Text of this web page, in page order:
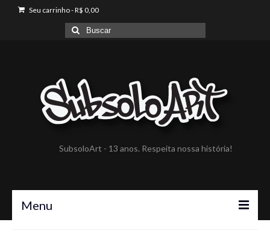
Seu carrinho-R$ 0,00
Buscar
por:
SubsoloArt - 13 anos. Respeita nossa história!
Menu